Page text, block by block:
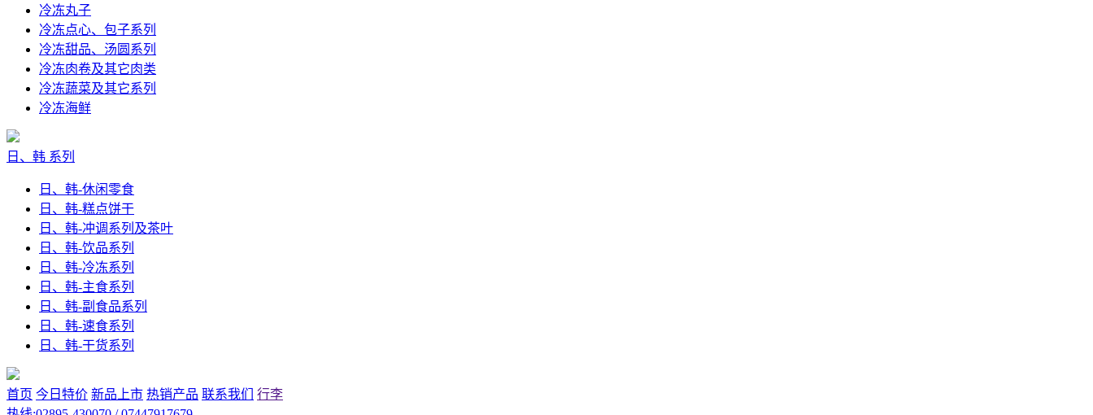
冷冻丸子
冷冻点心、包子系列
冷冻甜品、汤圆系列
冷冻肉卷及其它肉类
冷冻蔬菜及其它系列
冷冻海鲜
日、韩 系列
日、韩-休闲零食
日、韩-糕点饼干
日、韩-冲调系列及茶叶
日、韩-饮品系列
日、韩-冷冻系列
日、韩-主食系列
日、韩-副食品系列
日、韩-速食系列
日、韩-干货系列
首页 今日特价 新品上市 热销产品 联系我们
行李